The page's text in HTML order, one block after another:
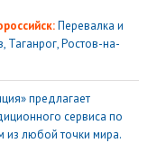
Перевалка и
Таганрог, Ростов-на-
предлагает
сервиса по
из любой точки мира.